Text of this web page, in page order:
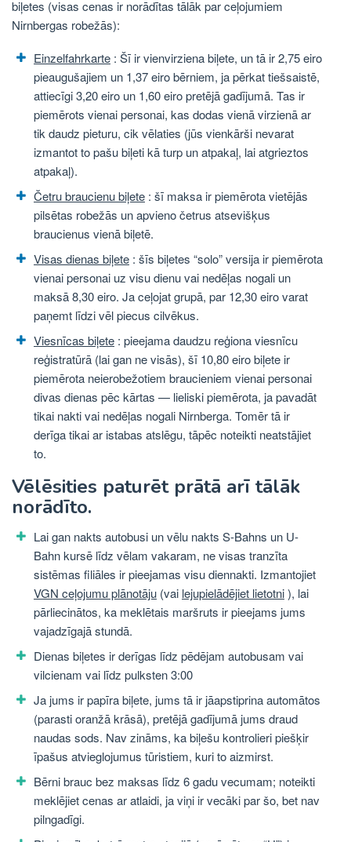
biļetes (visas cenas ir norādītas tālāk par ceļojumiem
Nirnbergas robežās):
Einzelfahrkarte : Šī ir vienvirziena biļete, un tā ir 2,75 eiro
pieaugušajiem un 1,37 eiro bērniem, ja pērkat tiešsaistē,
attiecīgi 3,20 eiro un 1,60 eiro pretējā gadījumā. Tas ir
piemērots vienai personai, kas dodas vienā virzienā ar
tik daudz pieturu, cik vēlaties (jūs vienkārši nevarat
izmantot to pašu biļeti kā turp un atpakaļ, lai atgrieztos
atpakaļ).
Četru braucienu biļete : šī maksa ir piemērota vietējās
pilsētas robežās un apvieno četrus atsevišķus
braucienus vienā biļetē.
Visas dienas biļete : šīs biļetes “solo” versija ir piemērota
vienai personai uz visu dienu vai nedēļas nogali un
maksā 8,30 eiro. Ja ceļojat grupā, par 12,30 eiro varat
paņemt līdzi vēl piecus cilvēkus.
Viesnīcas biļete : pieejama daudzu reģiona viesnīcu
reģistratūrā (lai gan ne visās), šī 10,80 eiro biļete ir
piemērota neierobežotiem braucieniem vienai personai
divas dienas pēc kārtas — lieliski piemērota, ja pavadāt
tikai nakti vai nedēļas nogali Nirnberga. Tomēr tā ir
derīga tikai ar istabas atslēgu, tāpēc noteikti neatstājiet
to.
Vēlēsities paturēt prātā arī tālāk
norādīto.
Lai gan nakts autobusi un vēlu nakts S-Bahns un U-
Bahn kursē līdz vēlam vakaram, ne visas tranzīta
sistēmas filiāles ir pieejamas visu diennakti. Izmantojiet
VGN ceļojumu plānotāju (vai lejupielādējiet lietotni), lai
pārliecinātos, ka meklētais maršruts ir pieejams jums
vajadzīgajā stundā.
Dienas biļetes ir derīgas līdz pēdējam autobusam vai
vilcienam vai līdz pulksten 3:00
Ja jums ir papīra biļete, jums tā ir jāapstiprina automātos
(parasti oranžā krāsā), pretējā gadījumā jums draud
naudas sods. Nav zināms, ka biļešu kontrolieri piešķir
īpašus atvieglojumus tūristiem, kuri to aizmirst.
Bērni brauc bez maksas līdz 6 gadu vecumam; noteikti
meklējiet cenas ar atlaidi, ja viņi ir vecāki par šo, bet nav
pilngadīgi.